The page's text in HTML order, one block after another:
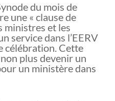
du mois de
une « clause de
ministres et les
service dans l’EERV
célébration. Cette
plus devenir un
un ministère dans